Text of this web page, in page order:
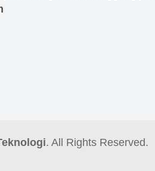
. All Rights Reserved.